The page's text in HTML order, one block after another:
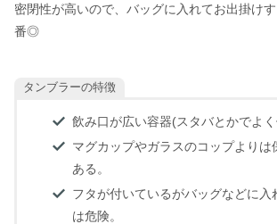
密閉性が高いので、バッグに入れてお出掛け
番◎
タンブラーの特徴
飲み口が広い容器(スタバとかでよく
マグカップやガラスのコップよりは
ある。
フタが付いているがバッグなどに入
は危険。